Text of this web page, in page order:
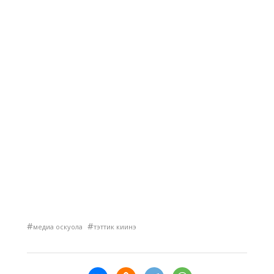
#медиа оскуола #тэттик киинэ